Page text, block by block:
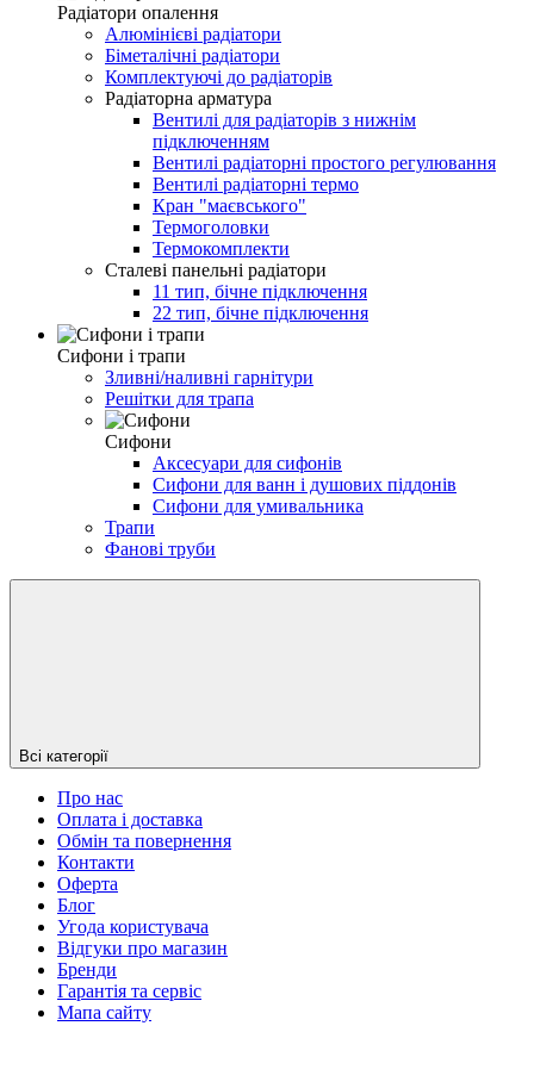
Радіатори опалення
Алюмінієві радіатори
Біметалічні радіатори
Комплектуючі до радіаторів
Радіаторна арматура
Вентилі для радіаторів з нижнім
підключенням
Вентилі радіаторні простого регулювання
Вентилі радіаторні термо
Кран "маєвського"
Термоголовки
Термокомплекти
Сталеві панельні радіатори
11 тип, бічне підключення
22 тип, бічне підключення
Сифони і трапи
Зливні/наливні гарнітури
Решітки для трапа
Сифони
Аксесуари для сифонів
Сифони для ванн і душових піддонів
Сифони для умивальника
Трапи
Фанові труби
Всі категорії
Про нас
Оплата і доставка
Обмін та повернення
Контакти
Оферта
Блог
Угода користувача
Відгуки про магазин
Бренди
Гарантія та сервіс
Мапа сайту